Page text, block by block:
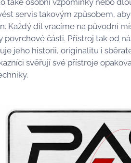
servis takovým způsobem,
Každý díl vracíme na původní
povrchové části. Přístroj tak od
jeho historii, originalitu i
svěřují své přístroje